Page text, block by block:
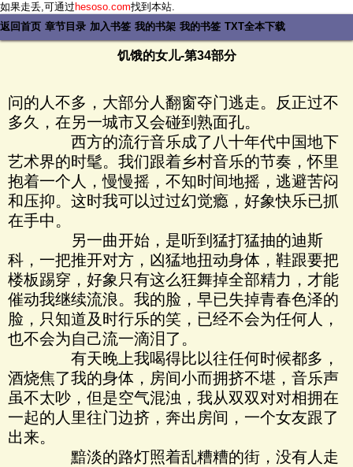
如果走丢,可通过hesoso.com找到本站.
返回首页 章节目录 加入书签 我的书架 我的书签 TXT全本下载
饥饿的女儿-第34部分
问的人不多，大部分人翻窗夺门逃走。反正过不
多久，在另一城市又会碰到熟面孔。
西方的流行音乐成了八十年代中国地下
艺术界的时髦。我们跟着乡村音乐的节奏，怀里
抱着一个人，慢慢摇，不知时间地摇，逃避苦闷
和压抑。这时我可以过过幻觉瘾，好象快乐已抓
在手中。
另一曲开始，是听到猛打猛抽的迪斯
科，一把推开对方，凶猛地扭动身体，鞋跟要把
楼板踢穿，好象只有这么狂舞掉全部精力，才能
催动我继续流浪。我的脸，早已失掉青春色泽的
脸，只知道及时行乐的笑，已经不会为任何人，
也不会为自己流一滴泪了。
有天晚上我喝得比以往任何时候都多，
酒烧焦了我的身体，房间小而拥挤不堪，音乐声
虽不太吵，但是空气混浊，我从双双对对相拥在
一起的人里往门边挤，奔出房间，一个女友跟了
出来。
黯淡的路灯照着乱糟糟的街，没有人走